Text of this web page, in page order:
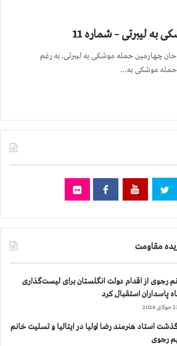
لیبرتی – شماره 11
چهارمین حمله موشكی به لیبرتی. به رغم
موشكی به…
مقاومت
رجوی از اقدام دولت انگلستان برای لیست‌گذاری
پاسداران استقبال کرد
2026
استاد هنرمند رضا اولیا در ایتالیا و تسلیت خانم
رجوی